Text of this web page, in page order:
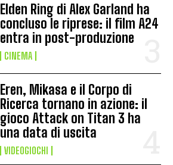
Elden Ring di Alex Garland ha
concluso le riprese: il film A24
entra in post-produzione
CINEMA
Eren, Mikasa e il Corpo di
Ricerca tornano in azione: il
gioco Attack on Titan 3 ha
una data di uscita
VIDEOGIOCHI